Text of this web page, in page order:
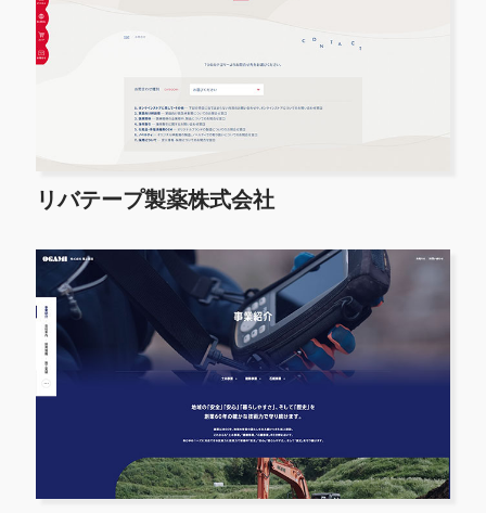
リバテープ製薬株式会社